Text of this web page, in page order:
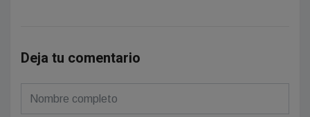
Deja tu comentario